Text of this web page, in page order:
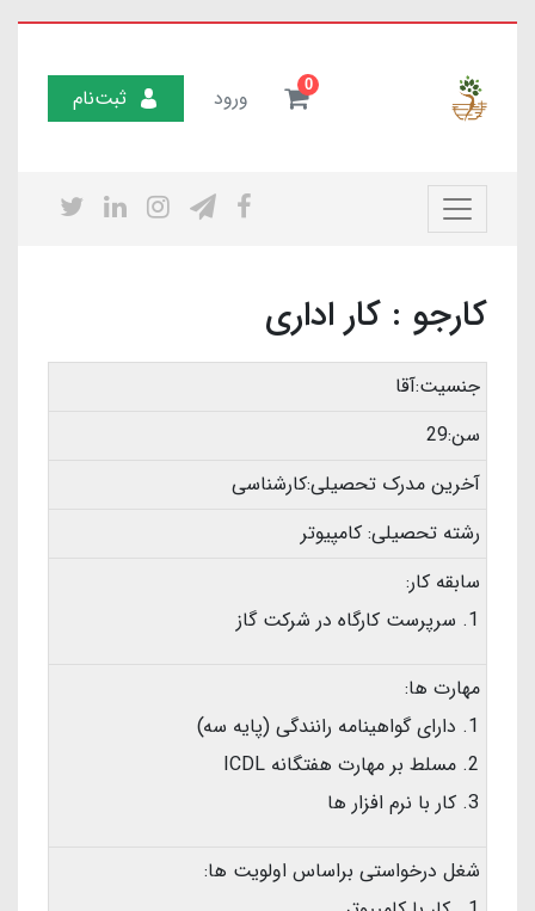
0 ورود ثبت‌نام
کارجو : کار اداری
جنسیت:آقا
سن:29
آخرین مدرک تحصیلی:کارشناسی
رشته تحصیلی: کامپیوتر
سابقه کار:
سرپرست کارگاه در شرکت گاز
مهارت ها:
دارای گواهینامه رانندگی (پایه سه)
مسلط بر مهارت هفتگانه ICDL
کار با نرم افزار ها
شغل درخواستی براساس اولویت ها: